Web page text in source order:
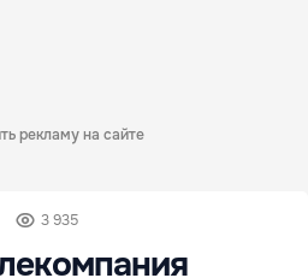
рекламу на сайте
3 935